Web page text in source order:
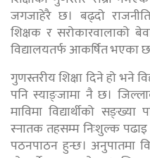
जगजाहेरै छ। बढ्दो
शिक्षक र सरोकारवालाको
विद्यालयतर्फ आकर्षित भएका
गुणस्तरीय शिक्षा दिने हो भने
पनि स्याङ्जामा नै छ।
माविमा विद्यार्थीको
स्नातक तहसम्म निःशुल्क
पठनपाठन हुन्छ। अनुपातमा